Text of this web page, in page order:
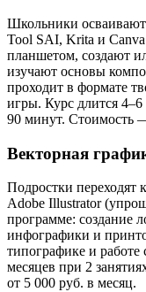
Школьники осваивают
Tool SAI, Krita и
планшетом, создают
изучают основы
проходит в формате
игры. Курс длится
90 минут. Стоимость
Векторная
Подростки переходят
Adobe Illustrator
программе: создание
инфографики и
типографике и
месяцев при 2
от 5 000 руб. в месяц.